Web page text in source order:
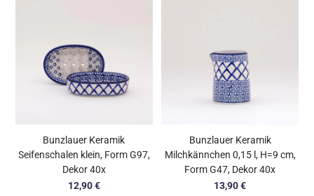
Bunzlauer Keramik
Seifenschalen klein, Form G97,
Dekor 40x
12,90€
Bunzlauer Keramik
Milchkännchen 0,15 l, H=9 cm,
Form G47, Dekor 40x
13,90€